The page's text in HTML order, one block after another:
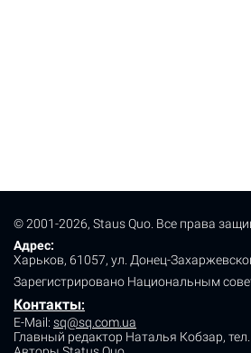
© 2001-2026, Staus Quo. Все права
Адрес:
Харьков, 61057, ул. Донец-
Зарегистрировано Национальным
Контакты:
E-Mail: sq@sq.com.ua
Главный редактор Наталья Кобзар,